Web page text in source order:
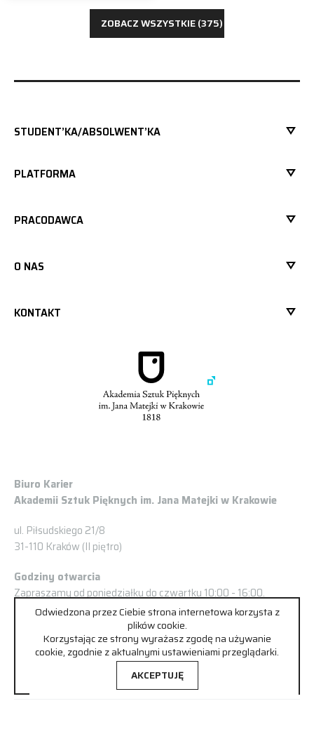
ZOBACZ WSZYSTKIE (375)
STUDENT’KA/ABSOLWENT’KA
PLATFORMA
PRACODAWCA
O NAS
KONTAKT
Biuro Karier
Akademii Sztuk Pięknych im. Jana Matejki w Krakowie
ul. Piłsudskiego 21/8
31-110 Kraków (II piętro)
Godziny otwarcia
Zapraszamy od poniedziałku do czwartku 10:00 - 16:00.
Prosimy o wcześniejsze umówienie spotkania:
Tel/fax.: +48 504 929 074
kariery@asp.krakow.pl
Odwiedzona przez Ciebie strona internetowa korzysta z
plików cookie.
Korzystając ze strony wyrażasz zgodę na używanie
cookie, zgodnie z aktualnymi ustawieniami przeglądarki.
AKCEPTUJĘ